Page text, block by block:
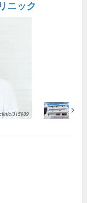
ニック